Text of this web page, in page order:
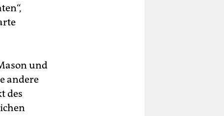
und
andere
des